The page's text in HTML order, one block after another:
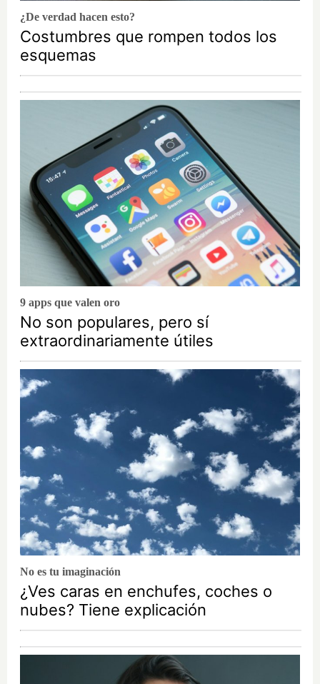
¿De verdad hacen esto?
Costumbres que rompen todos los
esquemas
9 apps que valen oro
No son populares, pero sí
extraordinariamente útiles
No es tu imaginación
¿Ves caras en enchufes, coches o
nubes? Tiene explicación